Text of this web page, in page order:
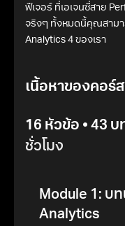
ฟีเจอร์ ที่เอเจนซี่สาย
จริงๆ ทั้งหมดนี้คุณสามา
Analytics 4 ของเรา
เนื้อหาของคอร์ส
16 หัวข้อ • 43 บ
ชั่วโมง
Module 1: บ
Analytics